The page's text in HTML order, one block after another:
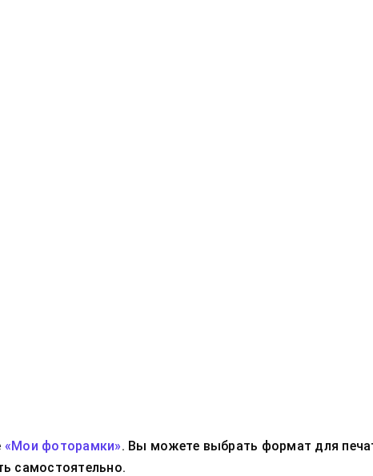
«Мои фоторамки». Вы можете выбрать формат для
самостоятельно.